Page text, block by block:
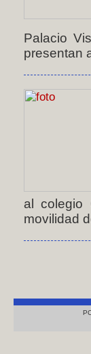
Palacio
presentan
al colegio
movilidad